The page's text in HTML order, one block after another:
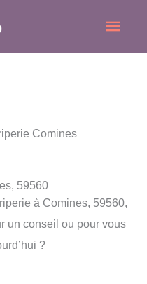
Comines
59560
à Comines, 59560,
un conseil ou pour vous
?